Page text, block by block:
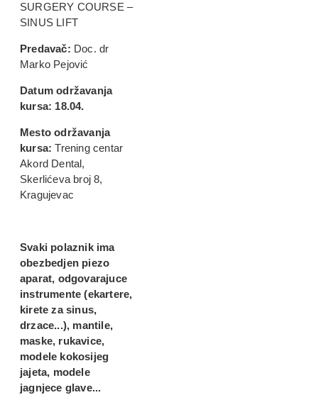
SURGERY COURSE –
SINUS LIFT
Predavač: Doc. dr
Marko Pejović
Datum održavanja
kursa: 18.04.
Mesto održavanja
kursa: Trening centar
Akord Dental,
Skerlićeva broj 8,
Kragujevac
Svaki polaznik ima
obezbedjen piezo
aparat, odgovarajuce
instrumente (ekartere,
kirete za sinus,
drzace...), mantile,
maske, rukavice,
modele kokosijeg
jajeta, modele
jagnjece glave...